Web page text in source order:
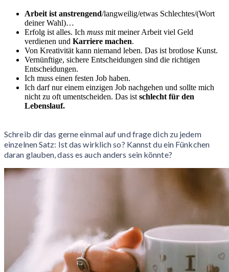
Arbeit ist anstrengend/langweilig/etwas Schlechtes/(Wort
deiner Wahl)…
Erfolg ist alles. Ich muss mit meiner Arbeit viel Geld
verdienen und Karriere machen.
Von Kreativität kann niemand leben. Das ist brotlose Kunst.
Vernünftige, sichere Entscheidungen sind die richtigen
Entscheidungen.
Ich muss einen festen Job haben.
Ich darf nur einem einzigen Job nachgehen und sollte mich
nicht zu oft umentscheiden. Das ist schlecht für den
Lebenslauf.
Schreib dir das gerne einmal auf und frage dich zu jedem
einzelnen Satz: Ist das wirklich so? Kannst du ein Fünkchen
daran glauben, dass es auch anders sein könnte?